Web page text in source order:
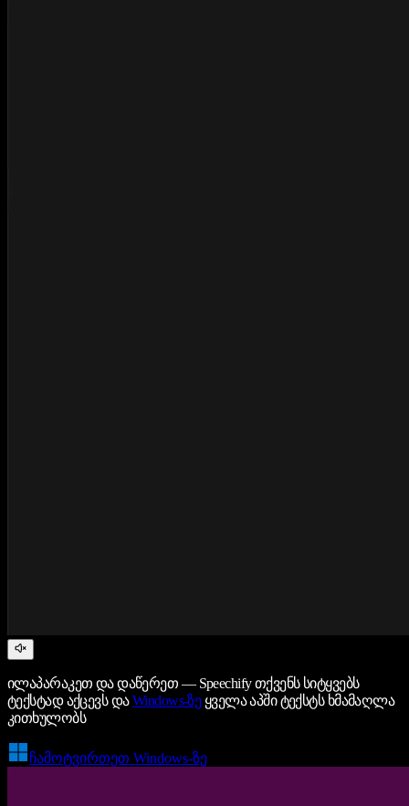
ილაპარაკეთ და დაწერეთ — Speechify თქვენს სიტყვებს
ტექსტად აქცევს დაWindows-ზეყველა აპში ტექსტს ხმამაღლა
კითხულობს
ჩამოტვირთეთ Windows-ზე